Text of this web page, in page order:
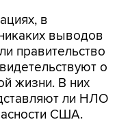
в
выводов
правительство
о
жизни. В них
ли НЛО
США.